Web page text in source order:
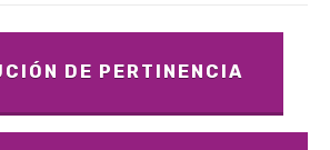
DE PERTINENCIA